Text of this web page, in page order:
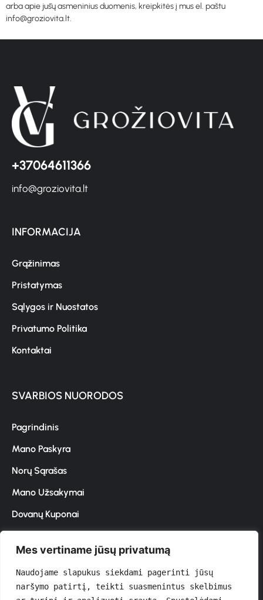
Mes vertiname jūsų privatumą
Naudojame slapukus siekdami pagerinti jūsų
naršymo patirtį, teikti suasmenintus skelbimus
arba apie jūsų asmeninius duomenis, kreipkitės į mus el. paštu
info@groziovita.lt.
+37064611366
info@groziovita.lt
INFORMACIJA
Grąžinimas
Pristatymas
Sąlygos ir Nuostatos
Privatumo Politika
Kontaktai
SVARBIOS NUORODOS
Pagrindinis
Mano Paskyra
Norų Sąrašas
Mano Užsakymai
Dovanų Kuponai
Prenumeruokite naujienlaiškį